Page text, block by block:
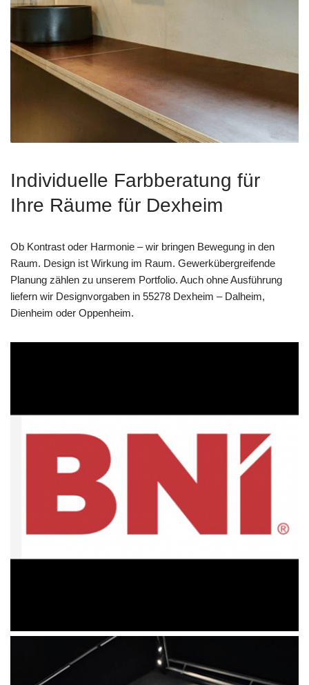
Individuelle Farbberatung für
Ihre Räume für Dexheim
Ob Kontrast oder Harmonie – wir bringen Bewegung in den
Raum. Design ist Wirkung im Raum. Gewerkübergreifende
Planung zählen zu unserem Portfolio. Auch ohne Ausführung
liefern wir Designvorgaben in 55278 Dexheim – Dalheim,
Dienheim oder Oppenheim.